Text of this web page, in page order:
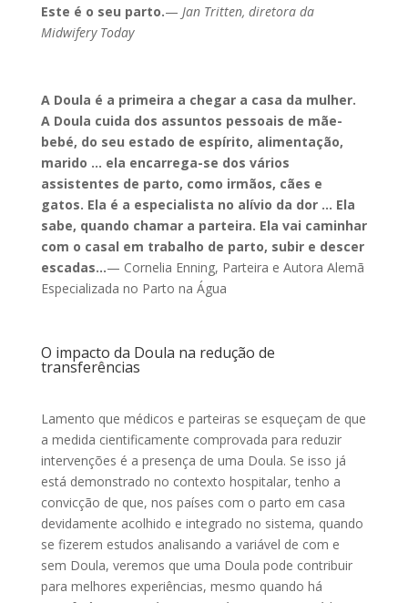
Este é o seu parto.— Jan Tritten, diretora da
Midwifery Today
A Doula é a primeira a chegar a casa da mulher.
A Doula cuida dos assuntos pessoais de mãe-
bebé, do seu estado de espírito, alimentação,
marido … ela encarrega-se dos vários
assistentes de parto, como irmãos, cães e
gatos. Ela é a especialista no alívio da dor … Ela
sabe, quando chamar a parteira. Ela vai caminhar
com o casal em trabalho de parto, subir e descer
escadas…— Cornelia Enning, Parteira e Autora Alemã
Especializada no Parto na Água
O impacto da Doula na redução de
transferências
Lamento que médicos e parteiras se esqueçam de que
a medida cientificamente comprovada para reduzir
intervenções é a presença de uma Doula. Se isso já
está demonstrado no contexto hospitalar, tenho a
convicção de que, nos países com o parto em casa
devidamente acolhido e integrado no sistema, quando
se fizerem estudos analisando a variável de com e
sem Doula, veremos que uma Doula pode contribuir
para melhores experiências, mesmo quando há